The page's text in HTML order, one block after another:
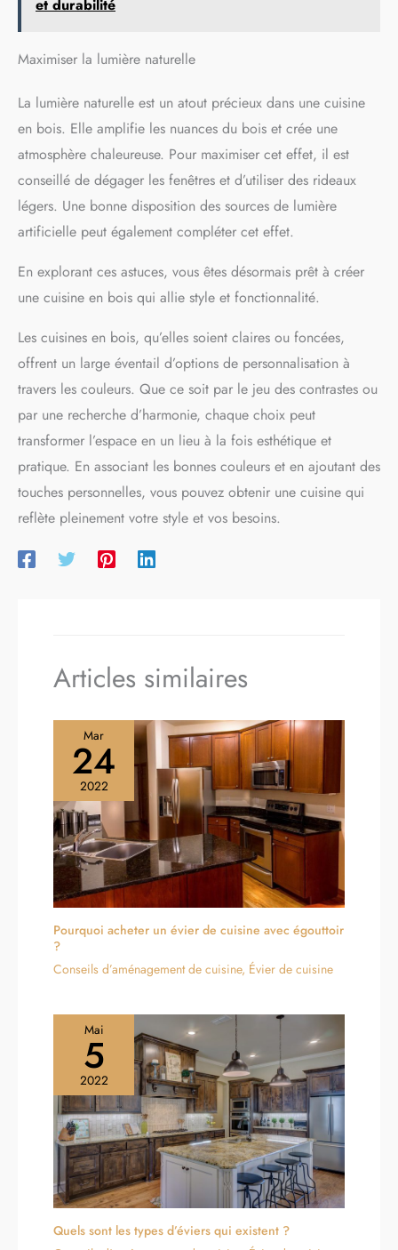
cuisine ou les chefs
excellent cadeau pour tous
ceux qui aiment cuisiner et
cuisiner, ce sera également le
cadeau parfait pour Noël, la
pendaison de crémaillère, les
fêtes et les mariages. Si vous
avez un problème avec le
notre service client.
et durabilité
Maximiser la lumière naturelle
La lumière naturelle est un atout précieux dans une cuisine
en bois. Elle amplifie les nuances du bois et crée une
atmosphère chaleureuse. Pour maximiser cet effet, il est
conseillé de dégager les fenêtres et d’utiliser des rideaux
légers. Une bonne disposition des sources de lumière
artificielle peut également compléter cet effet.
En explorant ces astuces, vous êtes désormais prêt à créer
une cuisine en bois qui allie style et fonctionnalité.
Les cuisines en bois, qu’elles soient claires ou foncées,
offrent un large éventail d’options de personnalisation à
travers les couleurs. Que ce soit par le jeu des contrastes ou
par une recherche d’harmonie, chaque choix peut
transformer l’espace en un lieu à la fois esthétique et
pratique. En associant les bonnes couleurs et en ajoutant des
touches personnelles, vous pouvez obtenir une cuisine qui
reflète pleinement votre style et vos besoins.
Articles similaires
Mar
24
2022
Pourquoi acheter un évier de cuisine avec égouttoir
?
Conseils d’aménagement de cuisine, Évier de cuisine
Mai
5
2022
Quels sont les types d’éviers qui existent ?